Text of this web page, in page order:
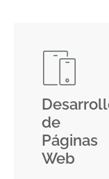
de
Páginas
Web